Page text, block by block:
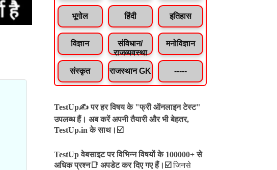
भूगोल हिंदी इतिहास
विज्ञान
संविधान/
राजव्यवस्था
मनोविज्ञान
संस्कृत राजस्थान GK -----
TestUp✍️ पर हर विषय के "फ्री ऑनलाइन टेस्ट"
उपलब्ध हैं। अब करें अपनी तैयारी और भी बेहतर,
TestUp.in के साथ।☑️
TestUp वेबसाइट पर विभिन्न विषयों के 100000+ से
अधिक प्रश्न📑 अपडेट कर दिए गए हैं। ☑️ जिनसे